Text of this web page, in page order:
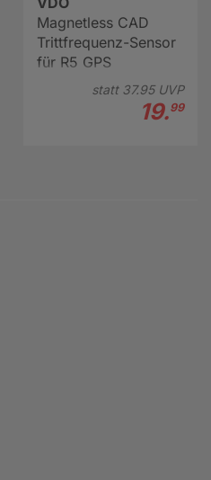
Magnetless CAD
Trittfrequenz-Sensor
für R5 GPS
statt 37.95UVP
19.99